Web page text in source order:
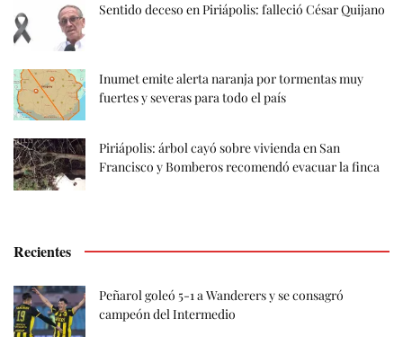
Sentido deceso en Piriápolis: falleció César Quijano
Inumet emite alerta naranja por tormentas muy
fuertes y severas para todo el país
Piriápolis: árbol cayó sobre vivienda en San
Francisco y Bomberos recomendó evacuar la finca
Recientes
Peñarol goleó 5-1 a Wanderers y se consagró
campeón del Intermedio